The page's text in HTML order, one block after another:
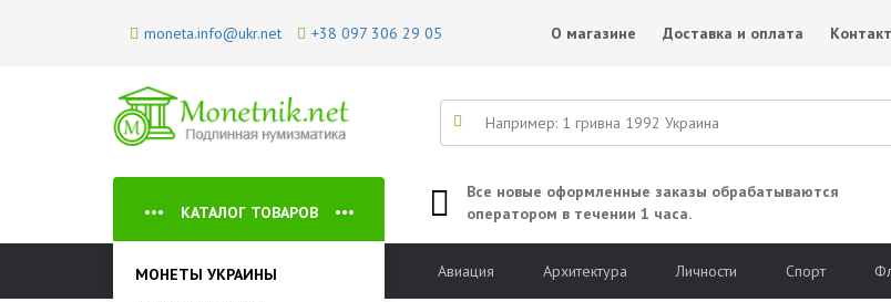
moneta.info@ukr.net +38 097 306 29 05 О магазине Доставка и оплата
Все новые оформленные заказы обрабатываются
оператором в течении 1 часа.
Авиация Архитектура Личности Спорт
КАТАЛОГ ТОВАРОВ
МОНЕТЫ УКРАИНЫ